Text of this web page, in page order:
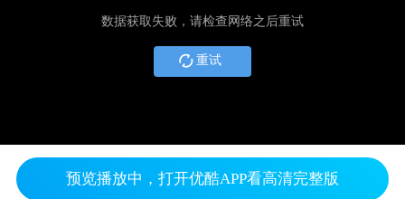
数据获取失败，请检查网络之后重试
重试
预览播放中，打开优酷APP看高清完整版